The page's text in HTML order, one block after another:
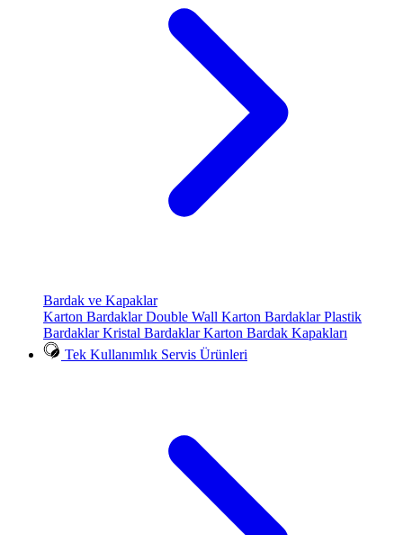
Bardak ve Kapaklar
Karton BardaklarDouble Wall Karton BardaklarPlastik
BardaklarKristal BardaklarKarton Bardak Kapakları
Tek Kullanımlık Servis Ürünleri